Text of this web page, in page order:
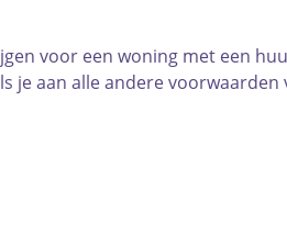
voor een woning met een
aan alle andere